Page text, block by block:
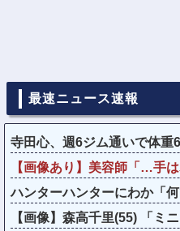
最速ニュース速報
寺田心、週6ジム通いで体
【画像あり】美容師「…手
ハンターハンターにわか「
【画像】森高千里(55) 「ミ